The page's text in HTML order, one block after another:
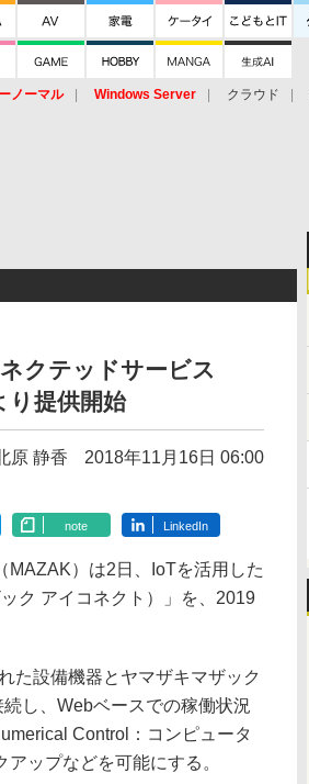
ノーマル Windows Server クラウド
クテッドサービス
り提供開始
原 静香 2018年11月16日 06:00
note LinkedIn
）は2日、IoTを活用した
ク アイコネクト）」を、2019
た設備機器とヤマザキマザック
し、Webベースでの稼働状況
Control：コンピュータ
ップなどを可能にする。